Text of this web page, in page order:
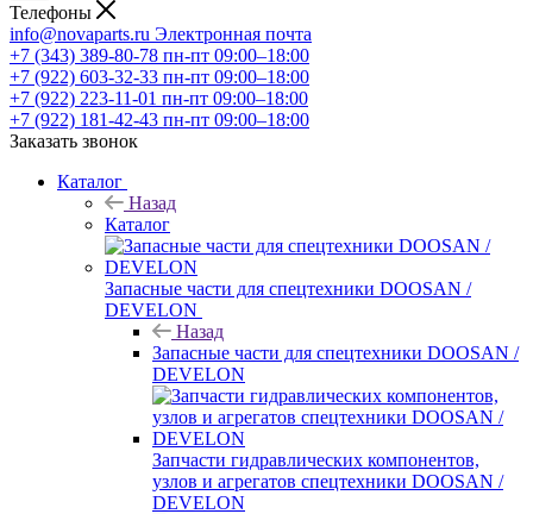
Телефоны
info@novaparts.ru Электронная почта
+7 (343) 389-80-78 пн-пт 09:00–18:00
+7 (922) 603-32-33 пн-пт 09:00–18:00
+7 (922) 223-11-01 пн-пт 09:00–18:00
+7 (922) 181-42-43 пн-пт 09:00–18:00
Заказать звонок
Каталог
Назад
Каталог
Запасные части для спецтехники DOOSAN /
DEVELON
Назад
Запасные части для спецтехники DOOSAN /
DEVELON
Запчасти гидравлических компонентов,
узлов и агрегатов спецтехники DOOSAN /
DEVELON